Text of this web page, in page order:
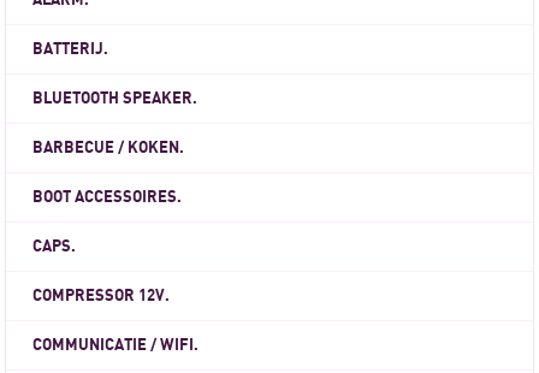
BATTERIJ.
BLUETOOTH SPEAKER.
BARBECUE / KOKEN.
BOOT ACCESSOIRES.
CAPS.
COMPRESSOR 12V.
COMMUNICATIE / WIFI.